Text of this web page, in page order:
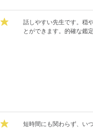
話しやすい先生です。穏
とができます。的確な鑑
短時間にも関わらず、い